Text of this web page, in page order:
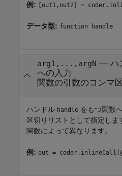
例: [out1,out2] =
データ型: function handle
arg1,...,argN — ハ
への入力
関数の引数のコンマ
ハンドル handle をもつ関数
区切りリストとして指定し
関数によって異なります。
例: out =